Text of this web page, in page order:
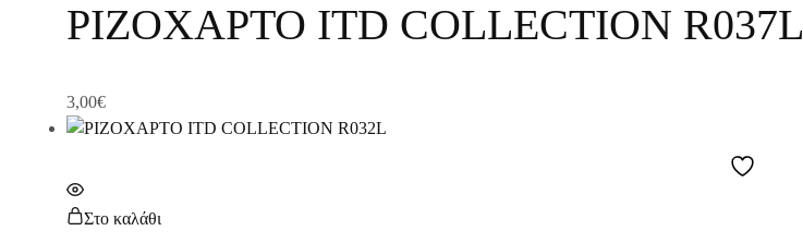
ΡΙΖΟΧΑΡΤΟ ITD COLLECTION R037L
3,00€
Στο καλάθι